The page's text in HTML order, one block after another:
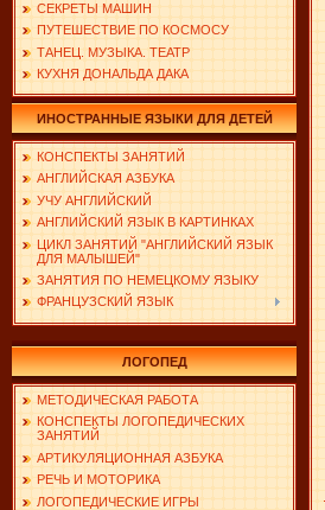
СЕКРЕТЫ МАШИН
ПУТЕШЕСТВИЕ ПО КОСМОСУ
ТАНЕЦ. МУЗЫКА. ТЕАТР
КУХНЯ ДОНАЛЬДА ДАКА
ИНОСТРАННЫЕ ЯЗЫКИ ДЛЯ ДЕТЕЙ
КОНСПЕКТЫ ЗАНЯТИЙ
АНГЛИЙСКАЯ АЗБУКА
УЧУ АНГЛИЙСКИЙ
АНГЛИЙСКИЙ ЯЗЫК В КАРТИНКАХ
ЦИКЛ ЗАНЯТИЙ "АНГЛИЙСКИЙ ЯЗЫК
ДЛЯ МАЛЫШЕЙ"
ЗАНЯТИЯ ПО НЕМЕЦКОМУ ЯЗЫКУ
ФРАНЦУЗСКИЙ ЯЗЫК
ЛОГОПЕД
МЕТОДИЧЕСКАЯ РАБОТА
КОНСПЕКТЫ ЛОГОПЕДИЧЕСКИХ
ЗАНЯТИЙ
АРТИКУЛЯЦИОННАЯ АЗБУКА
РЕЧЬ И МОТОРИКА
ЛОГОПЕДИЧЕСКИЕ ИГРЫ